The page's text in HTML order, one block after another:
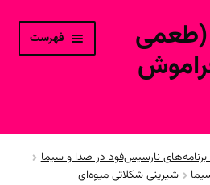
(طعمی فهرست
نارسیس‌فود در صدا و سیما
شیرینی شکلاتی میوه‌ای